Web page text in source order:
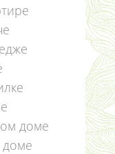
доме